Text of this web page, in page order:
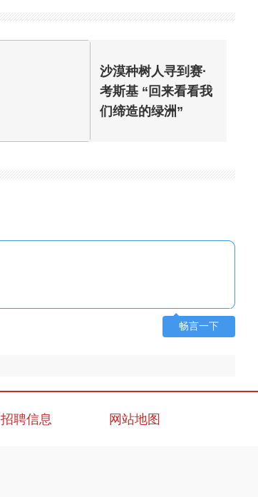
沙漠种树人寻到赛·
考斯基 “回来看看我
们缔造的绿洲”
畅言一下
招聘信息 网站地图